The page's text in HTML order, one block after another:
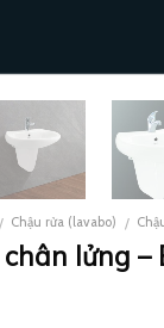
/ Chậu rửa (lavabo) /
lửng –